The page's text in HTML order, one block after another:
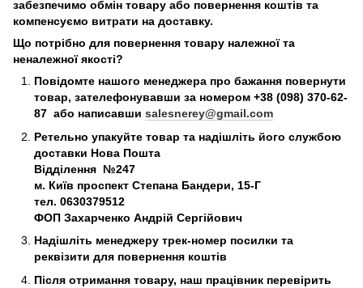
забезпечимо обмін товару або повернення коштів та
компенсуємо витрати на доставку.
Що потрібно для повернення товару належної та
неналежної якості?
Повідомте нашого менеджера про бажання повернути
товар, зателефонувавши за номером +38 (098) 370-62-
87 або написавши salesnerey@gmail.com
Ретельно упакуйте товар та надішліть його службою
доставки Нова Пошта
Відділення №247
м. Київ проспект Степана Бандери, 15-Г
тел. 0630379512
ФОП Захарченко Андрій Сергійович
Надішліть менеджеру трек-номер посилки та
реквізити для повернення коштів
Після отримання товару, наш працівник перевірить